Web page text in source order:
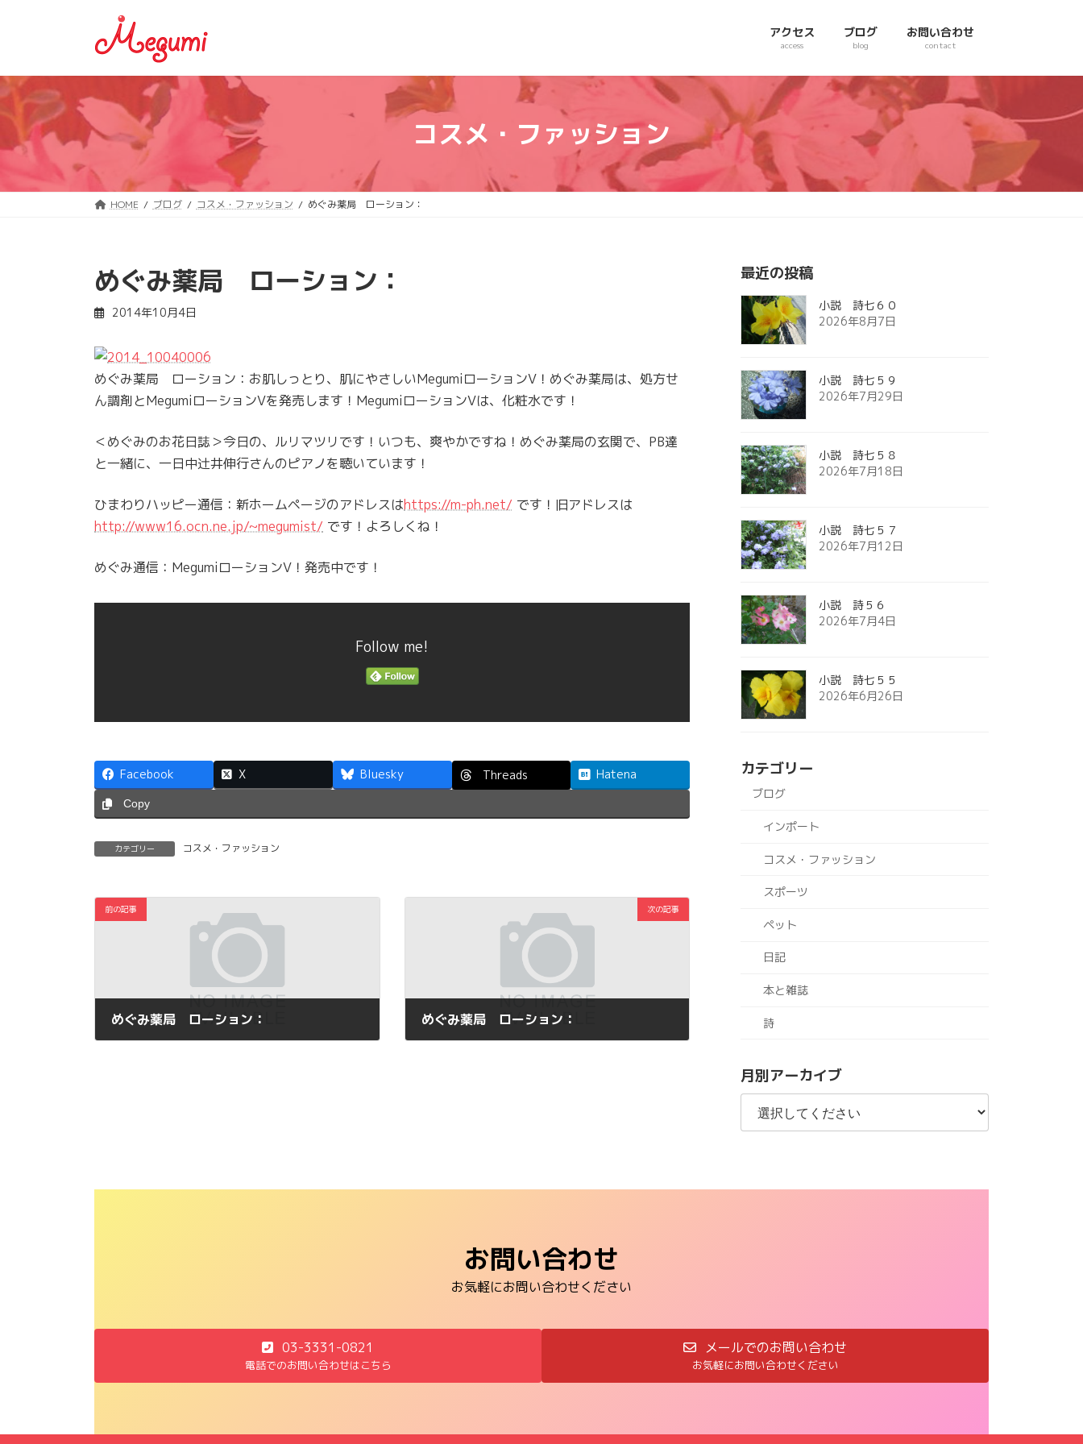
ツ
へ
ス
ッ
シ
ョ
ン
移
アクセス
access
ブログ
blog
お問い合わせ
contact
コスメ・ファッション
HOME ブログ コスメ・ファッション めぐみ薬局 ローション：
めぐみ薬局 ローション：
2014年10月4日
めぐみ薬局 ローション：お肌しっとり、肌にやさしいMegumiローションV！めぐみ薬局は、処方せ
ん調剤とMegumiローションVを発売します！MegumiローションVは、化粧水です！
＜めぐみのお花日誌＞今日の、ルリマツリです！いつも、爽やかですね！めぐみ薬局の玄関で、PB達
と一緒に、一日中辻井伸行さんのピアノを聴いています！
ひまわりハッピー通信：新ホームページのアドレスはhttps://m-ph.net/ です！旧アドレスは
http://www16.ocn.ne.jp/~megumist/ です！よろしくね！
めぐみ通信：MegumiローションV！発売中です！
Follow me!
Facebook X Bluesky Threads Hatena
Copy
カテゴリー コスメ・ファッション
前の記事
めぐみ薬局 ローション：
次の記事
めぐみ薬局 ローション：
最近の投稿
小説 詩七６０
2026年8月7日
小説 詩七５９
2026年7月29日
小説 詩七５８
2026年7月18日
小説 詩七５７
2026年7月12日
小説 詩５６
2026年7月4日
小説 詩七５５
2026年6月26日
カテゴリー
ブログ
インポート
コスメ・ファッション
スポーツ
ペット
日記
本と雑誌
詩
月別アーカイブ
お問い合わせ
お気軽にお問い合わせください
03-3331-0821
電話でのお問い合わせはこちら
メールでのお問い合わせ
お気軽にお問い合わせください